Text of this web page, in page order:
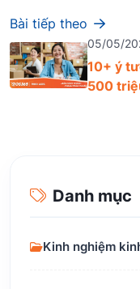
Bài tiếp theo
05/05/
10+ ý
500
Danh mục
Kinh nghiệm